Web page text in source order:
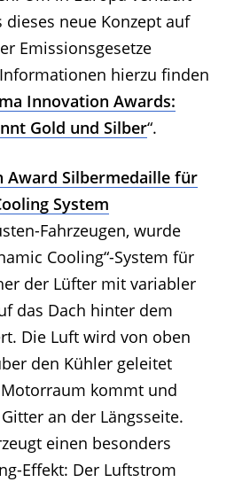
dieses neue Konzept auf
Emissionsgesetze
hierzu finden
Innovation Awards:
Gold und Silber“.
Award Silbermedaille für
System
Fahrzeugen, wurde
Cooling“-System für
der Lüfter mit variabler
das Dach hinter dem
Die Luft wird von oben
den Kühler geleitet
kommt und
an der Längsseite.
einen besonders
Effekt: Der Luftstrom